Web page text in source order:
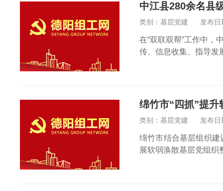
中江县280余名县
类别：基层党建 发布
在“双联双帮”工作中，
传、信息收集、指导发
绵竹市“四抓”提
类别：基层党建 发布
绵竹市结合基层组织建
展软弱涣散基层党组织